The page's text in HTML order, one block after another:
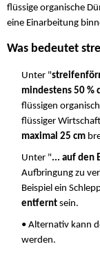
flüssige organische
eine Einarbeitung
Was bedeutet
Unter "
mindestens 50 %
flüssigen
flüssiger
maximal 25 cm
Unter "... auf den
Aufbringung zu
Beispiel ein
entfernt sein.
• Alternativ kann
werden.